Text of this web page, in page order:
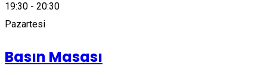
19:30 - 20:30
Pazartesi
Basın Masası